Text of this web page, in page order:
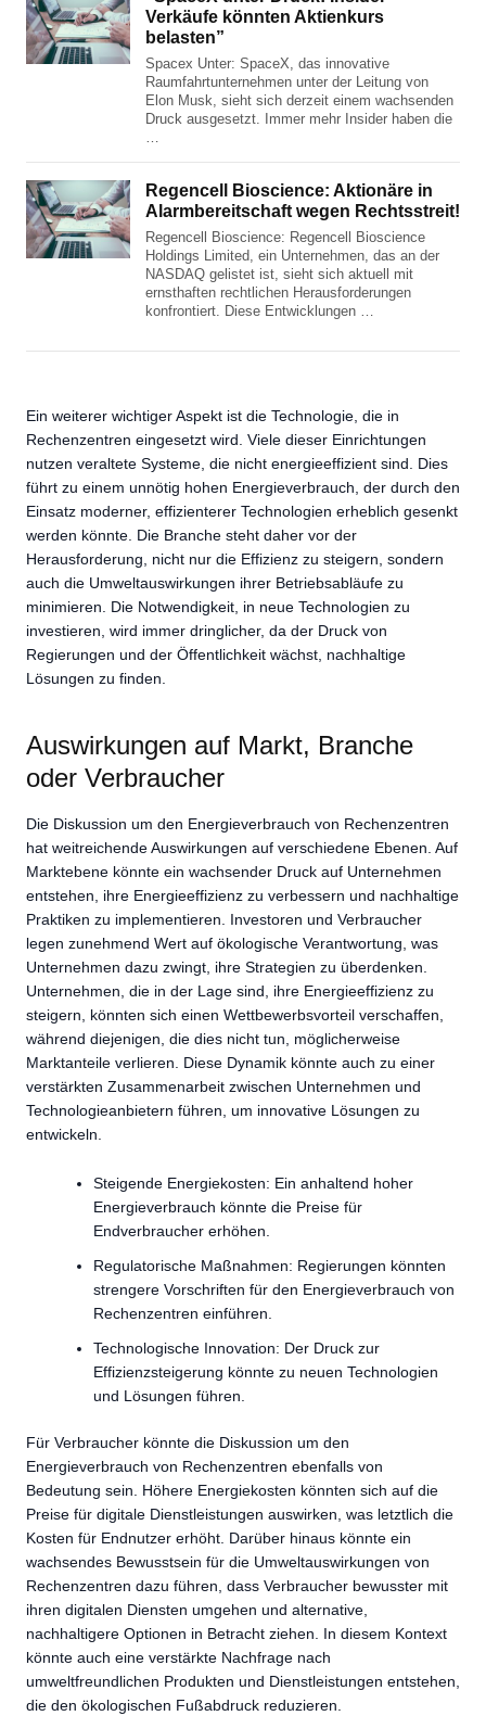
Verkäufe könnten Aktienkurs
belasten”
Spacex Unter: SpaceX, das innovative
Raumfahrtunternehmen unter der Leitung von
Elon Musk, sieht sich derzeit einem wachsenden
Druck ausgesetzt. Immer mehr Insider haben die
Regencell Bioscience: Aktionäre in
Alarmbereitschaft wegen Rechtsstreit!
Regencell Bioscience: Regencell Bioscience
Holdings Limited, ein Unternehmen, das an der
NASDAQ gelistet ist, sieht sich aktuell mit
ernsthaften rechtlichen Herausforderungen
konfrontiert. Diese Entwicklungen …
Ein weiterer wichtiger Aspekt ist die Technologie, die in
Rechenzentren eingesetzt wird. Viele dieser Einrichtungen
nutzen veraltete Systeme, die nicht energieeffizient sind. Dies
führt zu einem unnötig hohen Energieverbrauch, der durch den
Einsatz moderner, effizienterer Technologien erheblich gesenkt
werden könnte. Die Branche steht daher vor der
Herausforderung, nicht nur die Effizienz zu steigern, sondern
auch die Umweltauswirkungen ihrer Betriebsabläufe zu
minimieren. Die Notwendigkeit, in neue Technologien zu
investieren, wird immer dringlicher, da der Druck von
Regierungen und der Öffentlichkeit wächst, nachhaltige
Lösungen zu finden.
Auswirkungen auf Markt, Branche
oder Verbraucher
Die Diskussion um den Energieverbrauch von Rechenzentren
hat weitreichende Auswirkungen auf verschiedene Ebenen. Auf
Marktebene könnte ein wachsender Druck auf Unternehmen
entstehen, ihre Energieeffizienz zu verbessern und nachhaltige
Praktiken zu implementieren. Investoren und Verbraucher
legen zunehmend Wert auf ökologische Verantwortung, was
Unternehmen dazu zwingt, ihre Strategien zu überdenken.
Unternehmen, die in der Lage sind, ihre Energieeffizienz zu
steigern, könnten sich einen Wettbewerbsvorteil verschaffen,
während diejenigen, die dies nicht tun, möglicherweise
Marktanteile verlieren. Diese Dynamik könnte auch zu einer
verstärkten Zusammenarbeit zwischen Unternehmen und
Technologieanbietern führen, um innovative Lösungen zu
entwickeln.
Steigende Energiekosten: Ein anhaltend hoher
Energieverbrauch könnte die Preise für
Endverbraucher erhöhen.
Regulatorische Maßnahmen: Regierungen könnten
strengere Vorschriften für den Energieverbrauch von
Rechenzentren einführen.
Technologische Innovation: Der Druck zur
Effizienzsteigerung könnte zu neuen Technologien
und Lösungen führen.
Für Verbraucher könnte die Diskussion um den
Energieverbrauch von Rechenzentren ebenfalls von
Bedeutung sein. Höhere Energiekosten könnten sich auf die
Preise für digitale Dienstleistungen auswirken, was letztlich die
Kosten für Endnutzer erhöht. Darüber hinaus könnte ein
wachsendes Bewusstsein für die Umweltauswirkungen von
Rechenzentren dazu führen, dass Verbraucher bewusster mit
ihren digitalen Diensten umgehen und alternative,
nachhaltigere Optionen in Betracht ziehen. In diesem Kontext
könnte auch eine verstärkte Nachfrage nach
umweltfreundlichen Produkten und Dienstleistungen entstehen,
die den ökologischen Fußabdruck reduzieren.